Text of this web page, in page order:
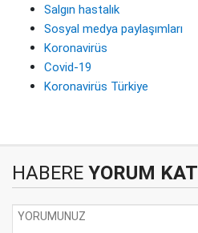
Salgın hastalık
Sosyal medya paylaşımları
Koronavirüs
Covid-19
Koronavirüs Türkiye
HABERE YORUM KAT